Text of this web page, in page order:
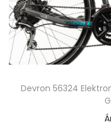
Devron 56324